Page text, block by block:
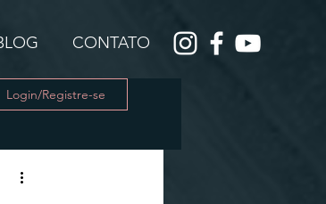
CONTATO
Login/Registre-se